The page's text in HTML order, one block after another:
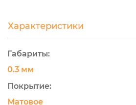
Характеристики
Габариты:
0.3 мм
Покрытие:
Матовое